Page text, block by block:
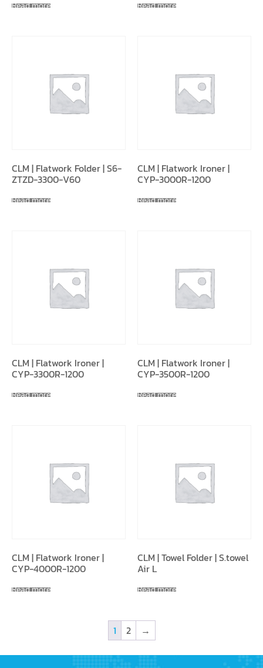
Read more Read more
CLM | Flatwork Folder | S6-
ZTZD-3300-V60
Read more
CLM | Flatwork Ironer |
CYP-3000R-1200
Read more
CLM | Flatwork Ironer |
CYP-3300R-1200
Read more
CLM | Flatwork Ironer |
CYP-3500R-1200
Read more
CLM | Flatwork Ironer |
CYP-4000R-1200
Read more
CLM | Towel Folder | S.towel
Air L
Read more
1 2 →